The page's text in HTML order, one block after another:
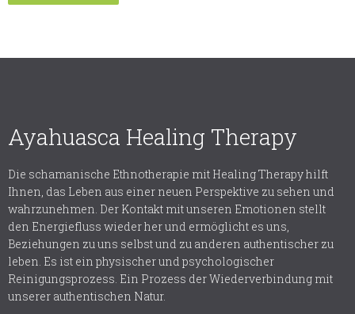
Ayahuasca Healing Therapy
Die schamanische Ethnotherapie mit Healing Therapy hilft
Ihnen, das Leben aus einer neuen Perspektive zu sehen und
wahrzunehmen. Der Kontakt mit unseren Emotionen stellt
den Energiefluss wieder her und ermöglicht es uns,
Beziehungen zu uns selbst und zu anderen authentischer zu
leben. Es ist ein physischer und psychologischer
Reinigungsprozess. Ein Prozess der Wiederverbindung mit
unserer authentischen Natur.